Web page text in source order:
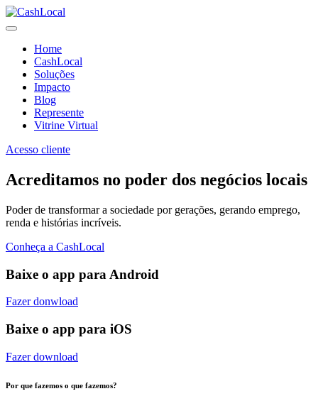
Home
CashLocal
Soluções
Impacto
Blog
Represente
Vitrine Virtual
Acesso cliente
Acreditamos no poder dos negócios locais
Poder de transformar a sociedade por gerações, gerando emprego,
renda e histórias incríveis.
Conheça a CashLocal
Baixe o app para Android
Fazer donwload
Baixe o app para iOS
Fazer download
Por que fazemos o que fazemos?